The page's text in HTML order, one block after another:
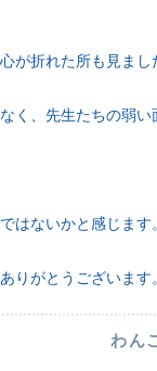
が折れた所も見まし
く、先生たちの弱
はないかと感じます。
りがとうございます。
わん